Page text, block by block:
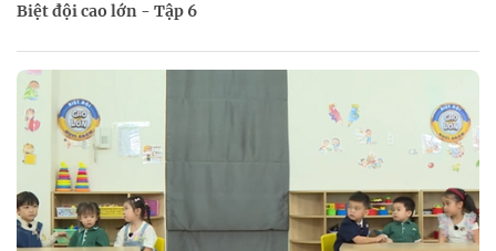
Biệt đội cao lớn - Tập 6